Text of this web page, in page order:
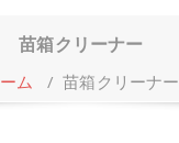
苗箱クリーナー
ム /苗箱クリーナー